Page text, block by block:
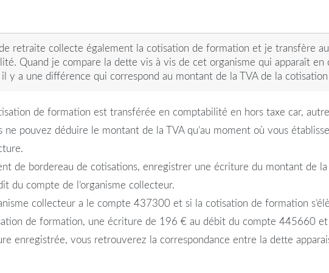
retraite collecte également la cotisation de formation et je transfère
Quand je compare la dette vis à vis de cet organisme qui apparaît
il y a une différence qui correspond au montant de la TVA de la
de formation est transférée en comptabilité en hors taxe car,
ne pouvez déduire le montant de la TVA qu’au moment où vous
de bordereau de cotisations, enregistrer une écriture du montant de
du compte de l’organisme collecteur.
collecteur a le compte 437300 et si la cotisation de formation
de formation, une écriture de 196 € au débit du compte 445660
enregistrée, vous retrouverez la correspondance entre la dette